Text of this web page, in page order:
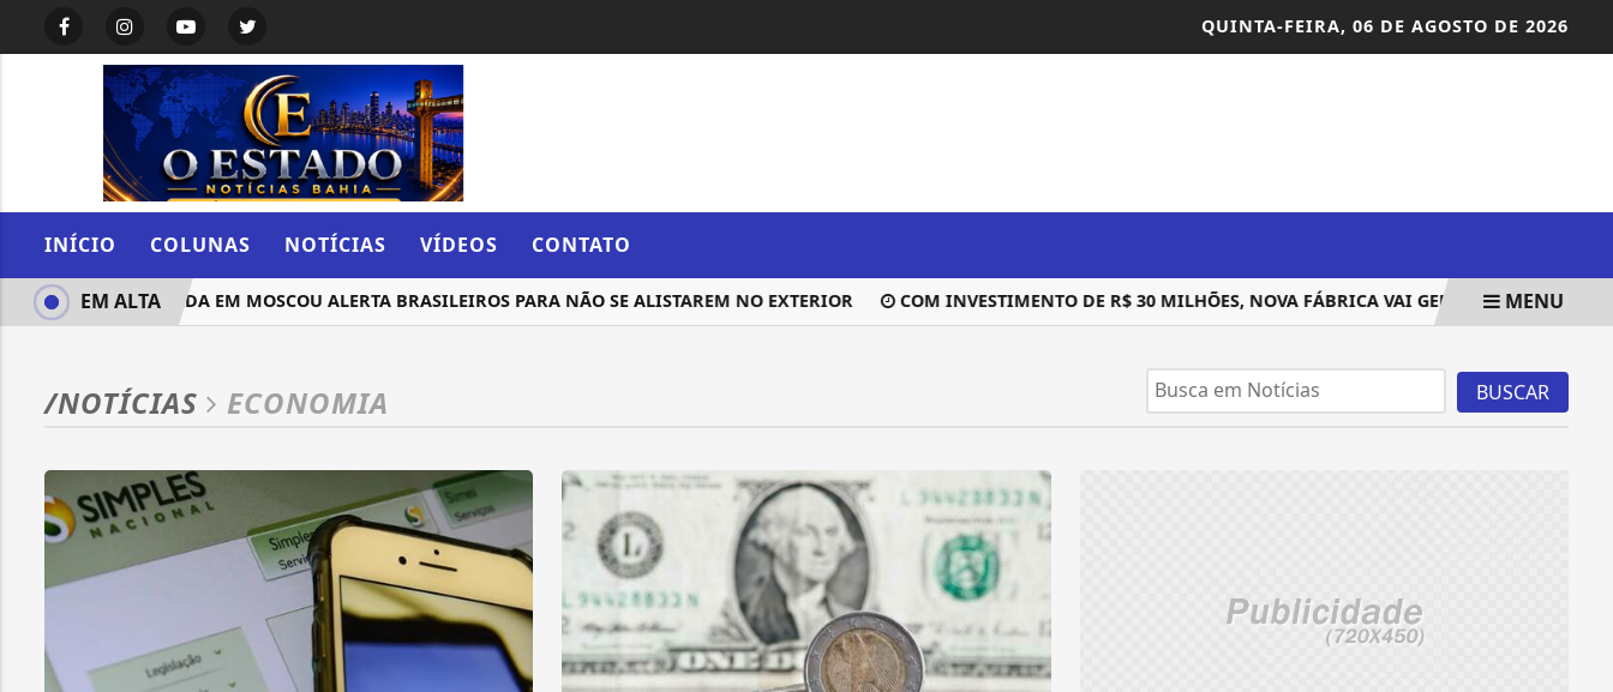
QUINTA-FEIRA, 06 DE AGOSTO DE 2026
INÍCIO COLUNAS NOTÍCIAS VÍDEOS CONTATO
EMBAIXADA EM MOSCOU ALERTA BRASILEIROS PARA NÃO SE ALISTAREM NO EXTERIOR COM INVESTIMENTO DE R$ 30 MILHÕES, NOVA FÁBRICA VAI GERAR 300 EMPREGOS
EM ALTA MENU
/NOTÍCIAS ECONOMIA BUSCAR